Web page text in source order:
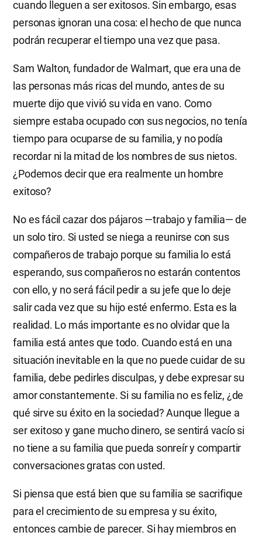
cuando lleguen a ser exitosos. Sin embargo, esas
personas ignoran una cosa: el hecho de que nunca
podrán recuperar el tiempo una vez que pasa.
Sam Walton, fundador de Walmart, que era una de
las personas más ricas del mundo, antes de su
muerte dijo que vivió su vida en vano. Como
siempre estaba ocupado con sus negocios, no tenía
tiempo para ocuparse de su familia, y no podía
recordar ni la mitad de los nombres de sus nietos.
¿Podemos decir que era realmente un hombre
exitoso?
No es fácil cazar dos pájaros —trabajo y familia— de
un solo tiro. Si usted se niega a reunirse con sus
compañeros de trabajo porque su familia lo está
esperando, sus compañeros no estarán contentos
con ello, y no será fácil pedir a su jefe que lo deje
salir cada vez que su hijo esté enfermo. Esta es la
realidad. Lo más importante es no olvidar que la
familia está antes que todo. Cuando está en una
situación inevitable en la que no puede cuidar de su
familia, debe pedirles disculpas, y debe expresar su
amor constantemente. Si su familia no es feliz, ¿de
qué sirve su éxito en la sociedad? Aunque llegue a
ser exitoso y gane mucho dinero, se sentirá vacío si
no tiene a su familia que pueda sonreír y compartir
conversaciones gratas con usted.
Si piensa que está bien que su familia se sacrifique
para el crecimiento de su empresa y su éxito,
entonces cambie de parecer. Si hay miembros en